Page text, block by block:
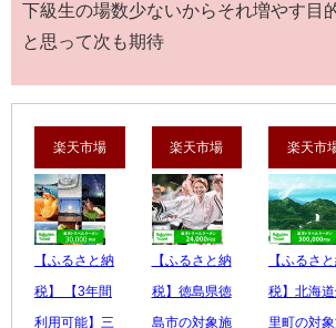
下級生の場数少ないからそれ増やす目
と思って次も期待
楽天市場
【ふるさと納
税】 【3年間
利用可能】三
楽天市場
【ふるさと納
税】徳島県徳
島市の対象施
楽天市
【ふるさ
税】北海
里町の対